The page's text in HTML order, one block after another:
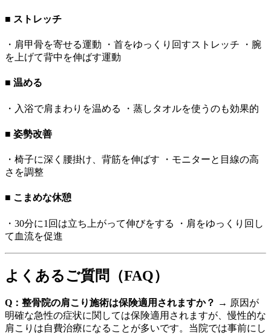
■ ストレッチ
・肩甲骨を寄せる運動 ・首をゆっくり回すストレッチ ・腕
を上げて背中を伸ばす運動
■ 温める
・入浴で肩まわりを温める ・蒸しタオルを使うのも効果的
■ 姿勢改善
・椅子に深く腰掛け、背筋を伸ばす ・モニターと目線の高
さを調整
■ こまめな休憩
・30分に1回は立ち上がって伸びをする ・肩をゆっくり回し
て血流を促進
よくあるご質問（FAQ）
Q：整骨院の肩こり施術は保険適用されますか？ → 原因が
明確な急性の症状に関しては保険適用されますが、慢性的な
肩こりは自費治療になることが多いです。当院では事前にし